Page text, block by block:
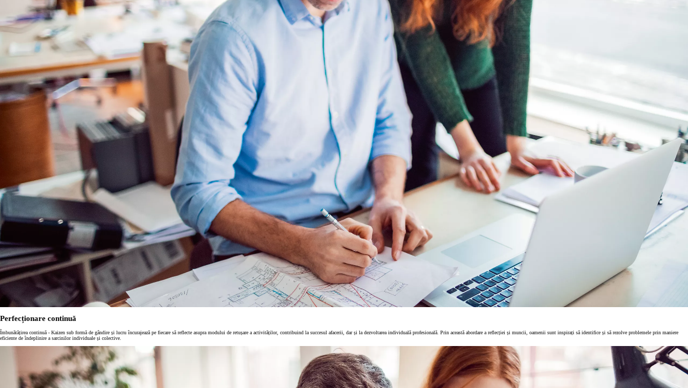
Perfecționare continuă
Îmbunătățirea continuă - Kaizen sub formă de gândire și lucru încurajează pe fiecare să reflecte asupra modului de retușare a activităților, contribuind la succesul afacerii, dar și la dezvoltarea individuală profesională. Prin această abordare a reflecției și muncii, oamenii sunt inspirați să identifice și să rezolve problemele prin maniere
eficiente de îndeplinire a sarcinilor individuale și colective.